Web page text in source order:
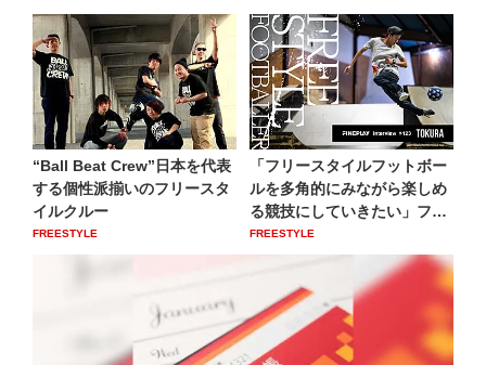
“Ball Beat Crew”日本を代表
する個性派揃いのフリースタ
イルクルー
FREESTYLE
「フリースタイルフットボー
ルを多角的にみながら楽しめ
る競技にしていきたい」フリ
ー...
FREESTYLE